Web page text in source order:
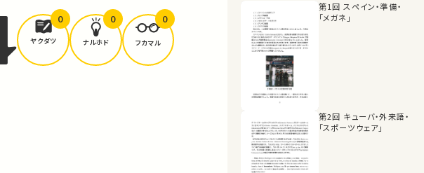
ヤクダツ
0
ナルホド
0
フカマル
0
第1回 スペイン・準備・
「メガネ」
第2回 キューバ・外来語・
「スポーツウェア」